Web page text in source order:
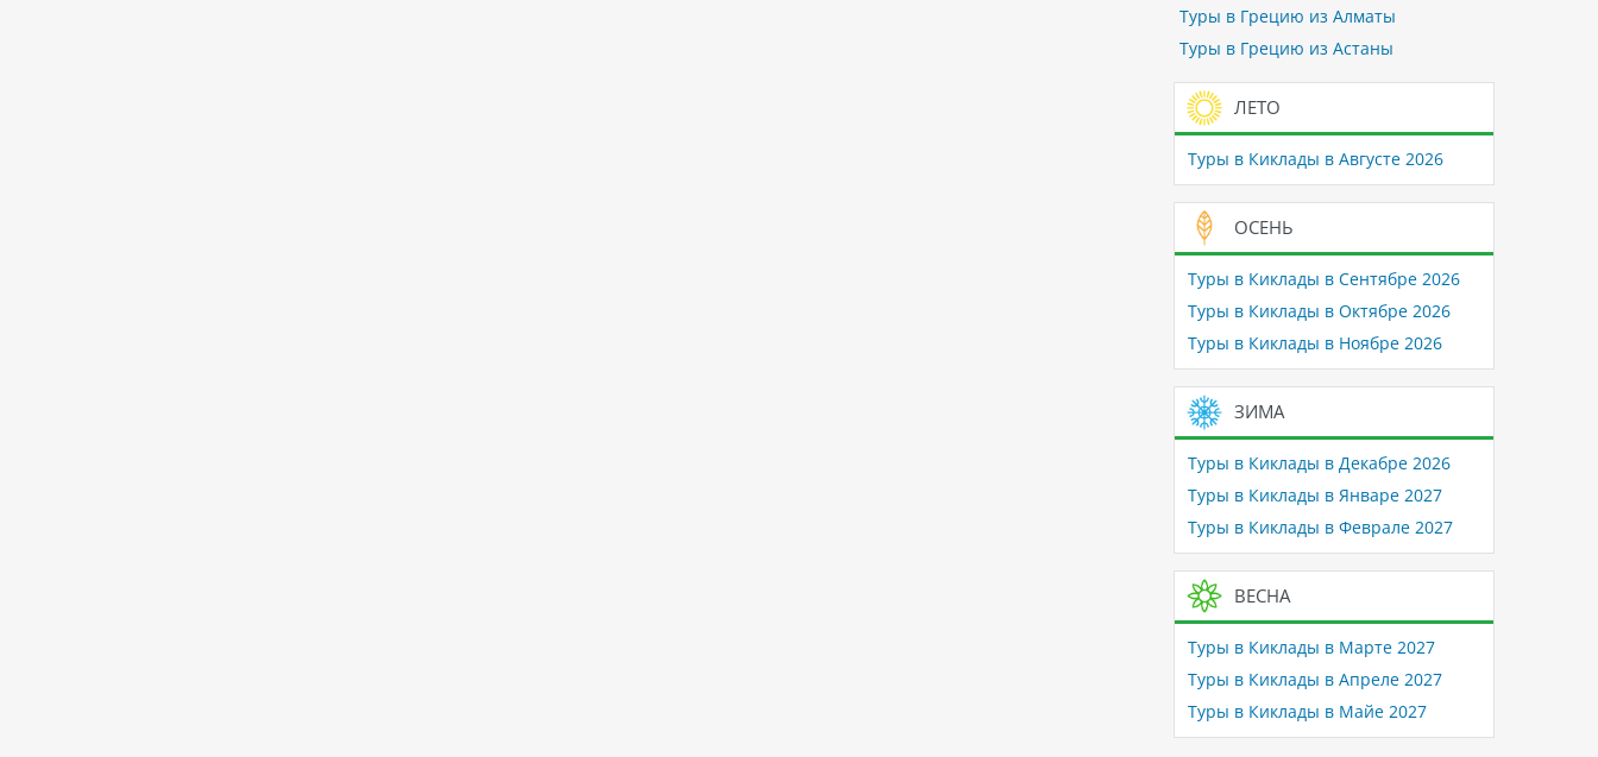
Туры в Грецию из Алматы
Туры в Грецию из Астаны
ЛЕТО
Туры в Киклады в Августе 2026
ОСЕНЬ
Туры в Киклады в Сентябре 2026
Туры в Киклады в Октябре 2026
Туры в Киклады в Ноябре 2026
ЗИМА
Туры в Киклады в Декабре 2026
Туры в Киклады в Январе 2027
Туры в Киклады в Феврале 2027
ВЕСНА
Туры в Киклады в Марте 2027
Туры в Киклады в Апреле 2027
Туры в Киклады в Майе 2027